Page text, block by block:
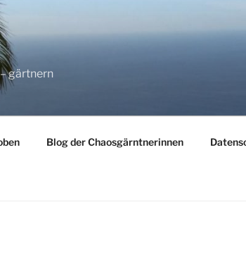
gärtnern
Blog der Chaosgärntnerinnen